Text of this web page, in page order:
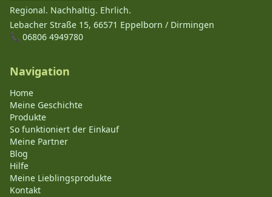
Regional. Nachhaltig. Ehrlich.
Lebacher Straße 15, 66571 Eppelborn / Dirmingen
📞 06806 4949780
Navigation
Home
Meine Geschichte
Produkte
So funktioniert der Einkauf
Meine Partner
Blog
Hilfe
Meine Lieblingsprodukte
Kontakt